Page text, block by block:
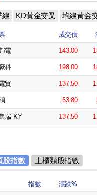
線 KD黃金交叉 均線黃金
成交價
電 143.00
科 198.00
貿 137.50
63.80
瑞-KY 137.50
股指數 上櫃類股指數
指數 漲跌%